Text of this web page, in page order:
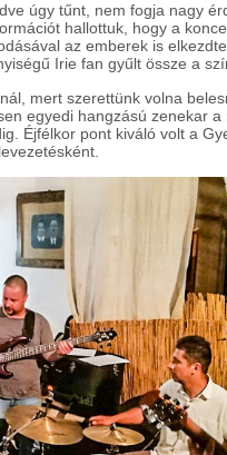
úgy tűnt, nem fogja nagy
hallottuk, hogy a
az emberek is
Irie fan gyűlt össze a
mert szerettünk volna
egyedi hangzású zenekar
Éjfélkor pont kiváló volt a